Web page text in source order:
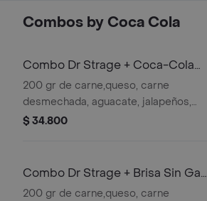
Combos by Coca Cola
Combo Dr Strage + Coca-Cola
Sabor Original 200 ml
200 gr de carne,queso, carne
desmechada, aguacate, jalapeños,
nachos vegetales y papitas a la
$ 34.800
Combo Dr Strage + Brisa Sin Gas
600ML
200 gr de carne,queso, carne